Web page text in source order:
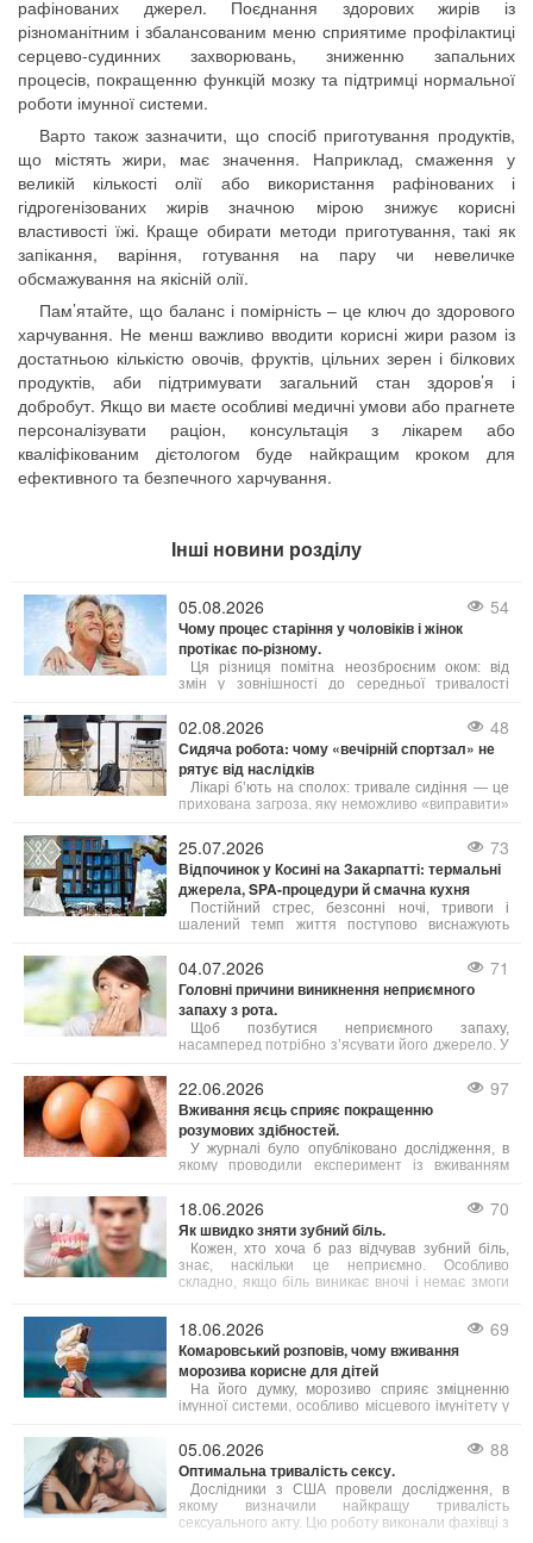
рафінованих джерел. Поєднання здорових жирів із
різноманітним і збалансованим меню сприятиме профілактиці
серцево-судинних захворювань, зниженню запальних
процесів, покращенню функцій мозку та підтримці нормальної
роботи імунної системи.
Варто також зазначити, що спосіб приготування продуктів,
що містять жири, має значення. Наприклад, смаження у
великій кількості олії або використання рафінованих і
гідрогенізованих жирів значною мірою знижує корисні
властивості їжі. Краще обирати методи приготування, такі як
запікання, варіння, готування на пару чи невеличке
обсмажування на якісній олії.
Пам’ятайте, що баланс і помірність – це ключ до здорового
харчування. Не менш важливо вводити корисні жири разом із
достатньою кількістю овочів, фруктів, цільних зерен і білкових
продуктів, аби підтримувати загальний стан здоров’я і
добробут. Якщо ви маєте особливі медичні умови або прагнете
персоналізувати раціон, консультація з лікарем або
кваліфікованим дієтологом буде найкращим кроком для
ефективного та безпечного харчування.
Інші новини розділу
05.08.2026 54
Чому процес старіння у чоловіків і жінок
протікає по-різному.
Ця різниця помітна неозброєним оком: від
змін у зовнішності до середньої тривалості
біології, гормональному фоні та навіть у звичках,
які суспільство століттями культивувало у
представників обох статей. Давайте
розглянемо, чому це так, і що з цього можна
взяти на замітку.
02.08.2026 48
Сидяча робота: чому «вечірній спортзал» не
рятує від наслідків
Лікарі б’ють на сполох: тривале сидіння — це
прихована загроза, яку неможливо «виправити»
«активний ледар» — це людина, яка тренується
годину, але решту 23 години проводить без руху.
25.07.2026 73
Відпочинок у Косині на Закарпатті: термальні
джерела, SPA-процедури й смачна кухня
Постійний стрес, безсонні ночі, тривоги і
шалений темп життя поступово виснажують
відпочинок, де можна не просто розслабитись, а
й подбати про своє здоров’я. Косино на
Закарпатті — це один із таких кофортних
куточків, де завдяки цілющим термальним
водам, сучасним wellness- і SPA-програмам, а
також медичним послугам можна повністю
04.07.2026 71
Головні причини виникнення неприємного
запаху з рота.
Щоб позбутися неприємного запаху,
насамперед потрібно з’ясувати його джерело. У
активність сіркобактерій, що мешкають на язиці
і в гортані, які продукують леткі сполуки з різким
запахом.
22.06.2026 97
Вживання яєць сприяє покращенню
розумових здібностей.
У журналі було опубліковано дослідження, в
якому проводили експеримент із вживанням
Результати свідчать, що їжа з яйцями допомагає
підвищити інтелект, зокрема покращуючи
виконавчі когнітивні функції.
18.06.2026 70
Як швидко зняти зубний біль.
Кожен, хто хоча б раз відчував зубний біль,
знає, наскільки це неприємно. Особливо
складно, якщо біль виникає вночі і немає змоги
18.06.2026 69
Комаровський розповів, чому вживання
морозива корисне для дітей
На його думку, морозиво сприяє зміцненню
імунної системи, особливо місцевого імунітету у
Проте експерт підкреслює, що одне споживання
морозива на місяць не принесе бажаного
ефекту — необхідна постійність у вживанні.
05.06.2026 88
Оптимальна тривалість сексу.
Дослідники з США провели дослідження, в
якому визначили найкращу тривалість
сексуального акту. Цю роботу виконали фахівці з